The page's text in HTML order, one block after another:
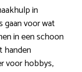
in
gaan voor wat
in een schoon
handen
voor hobbys,